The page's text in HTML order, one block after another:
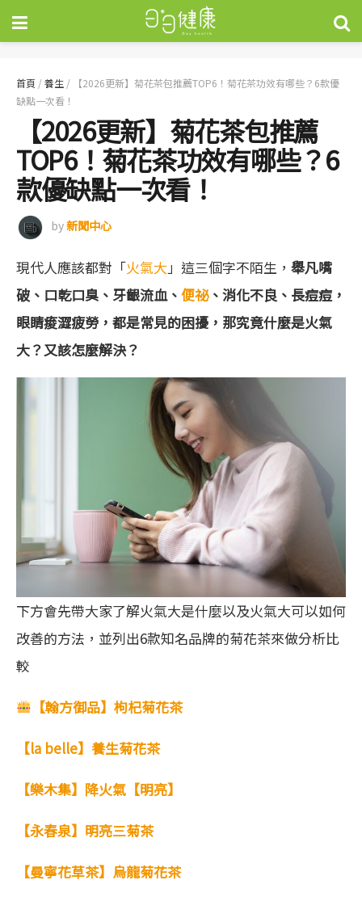
首頁 /養生 /
【2026更新】菊花茶包推薦TOP6！菊花茶功效有哪些？6款優
缺點一次看！
【2026更新】菊花茶包推薦
TOP6！菊花茶功效有哪些？6
款優缺點一次看！
by新聞中心
現代人應該都對「火氣大 」這三個字不陌生， 舉凡嘴
破、口乾口臭、牙齦流血、 便祕、消化不良、長痘痘，
眼睛痠澀疲勞，都是常見的困擾，那究竟什麼是火氣
大？又該怎麼解決？
下方會先帶大家了解火氣大是什麼以及火氣大可以如何
改善的方法，並列出6款知名品牌的菊花茶來做分析比
較
【翰方御品】枸杞菊花茶
【la belle】養生菊花茶
【樂木集】降火氣【明亮】
【永春泉】明亮三菊茶
【曼寧花草茶】烏龍菊花茶